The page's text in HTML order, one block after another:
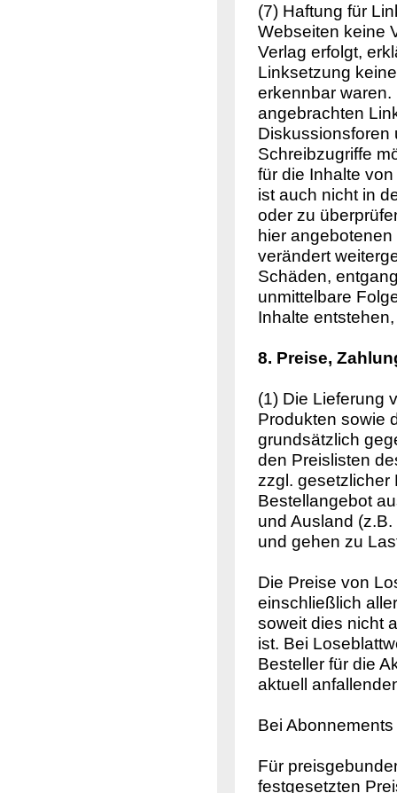
(7) Haftung für
Webseiten keine
Verlag erfolgt,
Linksetzung
erkennbar waren.
angebrachten
Diskussionsforen
Schreibzugriffe
für die Inhalte
ist auch nicht in
oder zu
hier
verändert
Schäden,
unmittelbare
Inhalte
8. Preise,
(1) Die Lieferung
Produkten sowie
grundsätzlich
den Preislisten
zzgl. gesetzlicher
Bestellangebot
und Ausland
und gehen zu
Die Preise von
einschließlich
soweit dies nicht
ist. Bei
Besteller für die
aktuell
Bei
Für
festgesetzten